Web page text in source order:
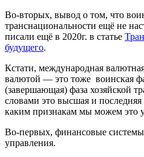
Во-вторых, вывод о том, что
транснациональности ещё не
писали ещё в 2020г. в статье
будущего.
Кстати, международная
валютой — это тоже воинская
(завершающая) фаза хозяйской
словами это высшая и
каким признакам мы можем это
Во-первых, финансовые
управления.